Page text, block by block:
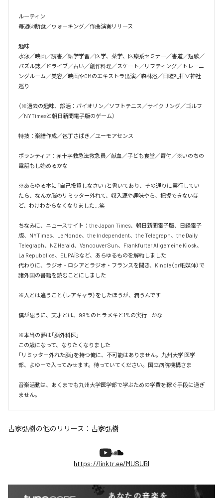
ルーティン
毎週㈫断食／ウォーキング／作曲演奏リリース
趣味
水泳／映画／読書／語学学習／医学、薬学、医療系セミナー／書道／短歌／
パズル誌／ドライブ／占い／創作料理／スケート／リフティング／トレーニ
ングルーム／美容／映画やCMのエキストラ出演／森林浴／日曜礼拝∨神社
巡り
（※過去の趣味、部活：バイオリン／ソフトテニス／サイクリング／ゴルフ
／NYTimesと朝日新聞電子版のゲーム）
特技：楽譜作成／包丁さばき／ユーモアセンス
ボランティア：赤十字救急法救急員／献血／子ども食堂／寄付／※いのちの
電話もし始めるかな
※あらゆる本に「自己投資しなさい」と書いてあり、その通りに実行してい
たら、なんか脳のリミッター外れて、収入源や趣味やら、把握できないほ
ど、わけわからなくなりました…笑
ちなみに、ニュースサイト：the Japan Times、朝日新聞電子版、日経電子
版、NYTimes、Le Monde、the Independent、the Telegraph、the Daily
Telegraph、NZ Herald、Vancouver Sun、Frankfurter Allgemeine Kiosk、
La Repubblica、EL PAÍSなど、あらゆるものを解約しました
代わりに、ラジオ・ロシアとラジオ・フランスを聞き、Kindle（or紙媒体）で
諸外国の書籍を読むことにしました
※人とは違うこと（レアキャラ）をしたほうが、潤うんです
僕が思うに、天才とは、99%のヒラメキと1%の実行…かな
※本当の夢は「脳外科医」
この歳になって、なりたくなりました
「リミッター外れた脳」を持つ俺に、不可能はありません。九州大学 医学
部、よゆーで入ってみせます。待っていてください。国立病院機構さま
音楽活動は、あくまでも九州大学医学部で学ぶための学費を稼ぐ手段に過ぎ
ません。
古家弘樹の他のリリース： 古家弘樹
https://linktr.ee/MUSUBI